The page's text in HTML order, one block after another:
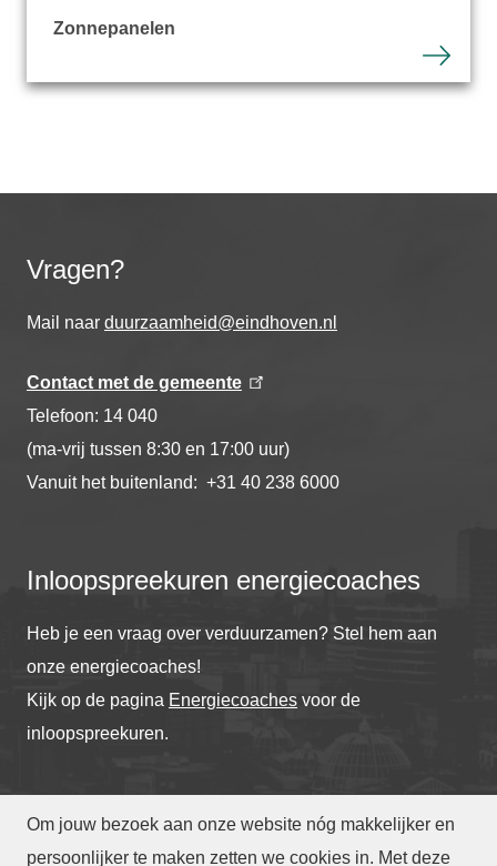
Om jouw bezoek aan onze website nóg makkelijker en
persoonlijker te maken zetten we cookies in. Met deze
Zonnepanelen
Vragen?
Mail naar duurzaamheid@eindhoven.nl
Contact met de gemeente
Telefoon: 14 040
(ma-vrij tussen 8:30 en 17:00 uur)
Vanuit het buitenland: +31 40 238 6000
Inloopspreekuren energiecoaches
Heb je een vraag over verduurzamen? Stel hem aan
onze energiecoaches!
Kijk op de pagina Energiecoaches voor de
inloopspreekuren.
© Gemeente Eindhoven2026